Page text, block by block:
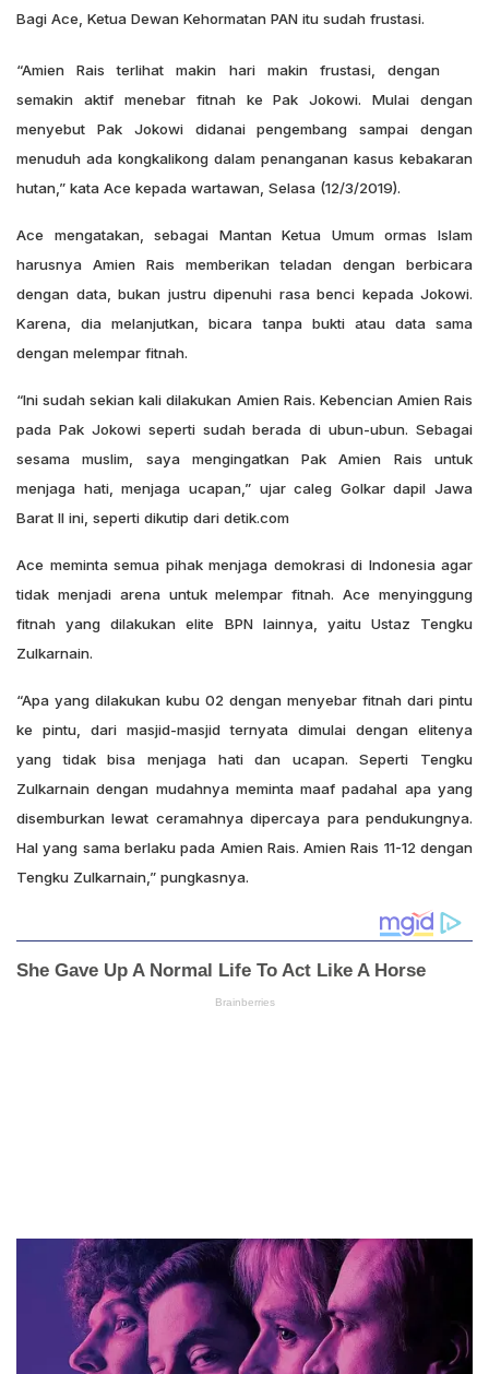
Bagi Ace, Ketua Dewan Kehormatan PAN itu sudah frustasi.
“Amien Rais terlihat makin hari makin frustasi, dengan
semakin aktif menebar fitnah ke Pak Jokowi. Mulai dengan
menyebut Pak Jokowi didanai pengembang sampai dengan
menuduh ada kongkalikong dalam penanganan kasus kebakaran
hutan,” kata Ace kepada wartawan, Selasa (12/3/2019).
Ace mengatakan, sebagai Mantan Ketua Umum ormas Islam
harusnya Amien Rais memberikan teladan dengan berbicara
dengan data, bukan justru dipenuhi rasa benci kepada Jokowi.
Karena, dia melanjutkan, bicara tanpa bukti atau data sama
dengan melempar fitnah.
“Ini sudah sekian kali dilakukan Amien Rais. Kebencian Amien Rais
pada Pak Jokowi seperti sudah berada di ubun-ubun. Sebagai
sesama muslim, saya mengingatkan Pak Amien Rais untuk
menjaga hati, menjaga ucapan,” ujar caleg Golkar dapil Jawa
Barat II ini, seperti dikutip dari detik.com
Ace meminta semua pihak menjaga demokrasi di Indonesia agar
tidak menjadi arena untuk melempar fitnah. Ace menyinggung
fitnah yang dilakukan elite BPN lainnya, yaitu Ustaz Tengku
Zulkarnain.
“Apa yang dilakukan kubu 02 dengan menyebar fitnah dari pintu
ke pintu, dari masjid-masjid ternyata dimulai dengan elitenya
yang tidak bisa menjaga hati dan ucapan. Seperti Tengku
Zulkarnain dengan mudahnya meminta maaf padahal apa yang
disemburkan lewat ceramahnya dipercaya para pendukungnya.
Hal yang sama berlaku pada Amien Rais. Amien Rais 11-12 dengan
Tengku Zulkarnain,” pungkasnya.